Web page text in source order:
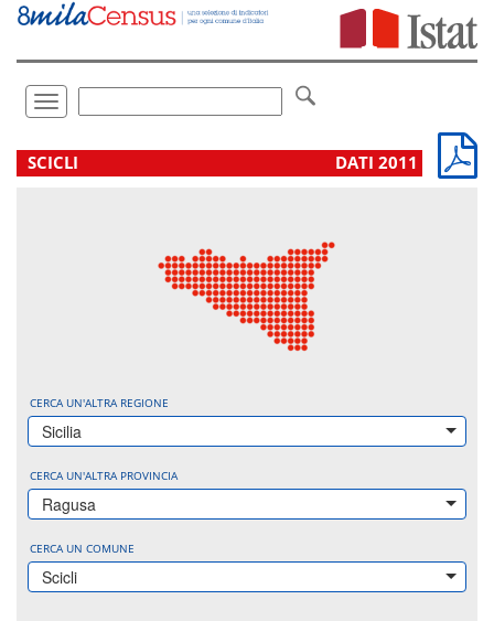
Vai
direttamente
Toggle
navigation
.
SCICLI DATI 2011
CERCA UN'ALTRA REGIONE
Sicilia
CERCA UN'ALTRA PROVINCIA
Ragusa
CERCA UN COMUNE
Scicli